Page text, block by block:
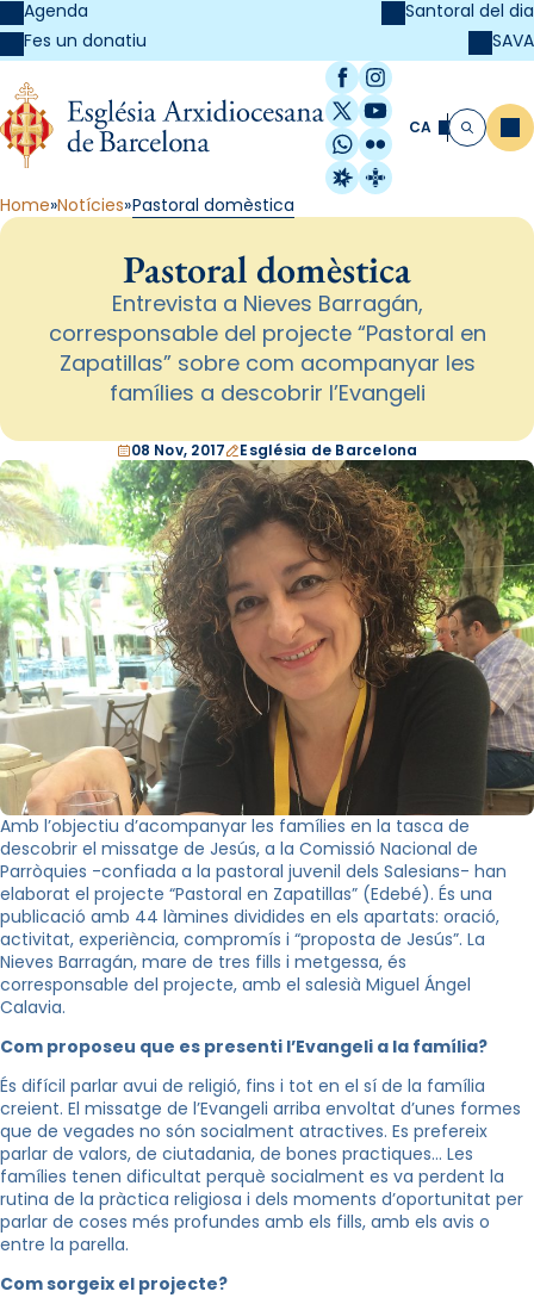
Agenda
Fes un donatiu
Santoral del dia
SAVA
Facebook
Instagram
X / Twitter
YouTube
WhatsApp
Flickr
Radio Estel
Catalunya
CA Cerca
Home Notícies Pastoral domèstica
Pastoral domèstica
Entrevista a Nieves Barragán,
corresponsable del projecte “Pastoral en
Zapatillas” sobre com acompanyar les
famílies a descobrir l’Evangeli
08 Nov, 2017 Església de Barcelona
Amb l’objectiu d’acompanyar les famílies en la tasca de
descobrir el missatge de Jesús, a la Comissió Nacional de
Parròquies -confiada a la pastoral juvenil dels Salesians- han
elaborat el projecte “Pastoral en Zapatillas” (Edebé). És una
publicació amb 44 làmines dividides en els apartats: oració,
activitat, experiència, compromís i “proposta de Jesús”. La
Nieves Barragán, mare de tres fills i metgessa, és
corresponsable del projecte, amb el salesià Miguel Ángel
Calavia.
Com proposeu que es presenti l’Evangeli a la família?
És difícil parlar avui de religió, fins i tot en el sí de la família
creient. El missatge de l’Evangeli arriba envoltat d’unes formes
que de vegades no són socialment atractives. Es prefereix
parlar de valors, de ciutadania, de bones practiques… Les
famílies tenen dificultat perquè socialment es va perdent la
rutina de la pràctica religiosa i dels moments d’oportunitat per
parlar de coses més profundes amb els fills, amb els avis o
entre la parella.
Com sorgeix el projecte?